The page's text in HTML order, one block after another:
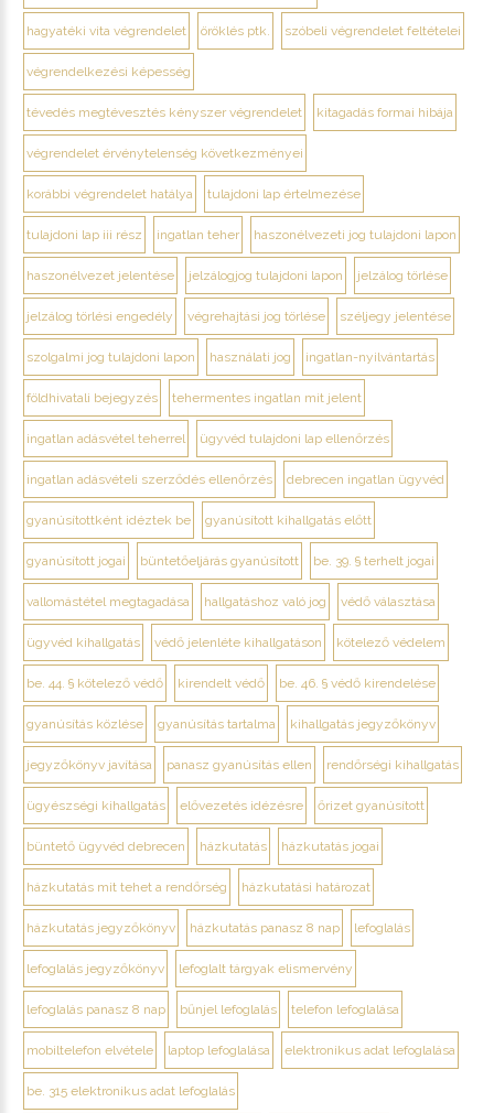
hagyatéki vita végrendelet öröklés ptk. szóbeli végrendelet feltételei
végrendelkezési képesség
tévedés megtévesztés kényszer végrendelet kitagadás formai hibája
végrendelet érvénytelenség következményei
korábbi végrendelet hatálya tulajdoni lap értelmezése
tulajdoni lap iii rész ingatlan teher haszonélvezeti jog tulajdoni lapon
haszonélvezet jelentése jelzálogjog tulajdoni lapon jelzálog törlése
jelzálog törlési engedély végrehajtási jog törlése széljegy jelentése
szolgalmi jog tulajdoni lapon használati jog ingatlan-nyilvántartás
földhivatali bejegyzés tehermentes ingatlan mit jelent
ingatlan adásvétel teherrel ügyvéd tulajdoni lap ellenőrzés
ingatlan adásvételi szerződés ellenőrzés debrecen ingatlan ügyvéd
gyanúsítottként idéztek be gyanúsított kihallgatás előtt
gyanúsított jogai büntetőeljárás gyanúsított be. 39. § terhelt jogai
vallomástétel megtagadása hallgatáshoz való jog védő választása
ügyvéd kihallgatás védő jelenléte kihallgatáson kötelező védelem
be. 44. § kötelező védő kirendelt védő be. 46. § védő kirendelése
gyanúsítás közlése gyanúsítás tartalma kihallgatás jegyzőkönyv
jegyzőkönyv javítása panasz gyanúsítás ellen rendőrségi kihallgatás
ügyészségi kihallgatás elővezetés idézésre őrizet gyanúsított
büntető ügyvéd debrecen házkutatás házkutatás jogai
házkutatás mit tehet a rendőrség házkutatási határozat
házkutatás jegyzőkönyv házkutatás panasz 8 nap lefoglalás
lefoglalás jegyzőkönyv lefoglalt tárgyak elismervény
lefoglalás panasz 8 nap bűnjel lefoglalás telefon lefoglalása
mobiltelefon elvétele laptop lefoglalása elektronikus adat lefoglalása
be. 315 elektronikus adat lefoglalás